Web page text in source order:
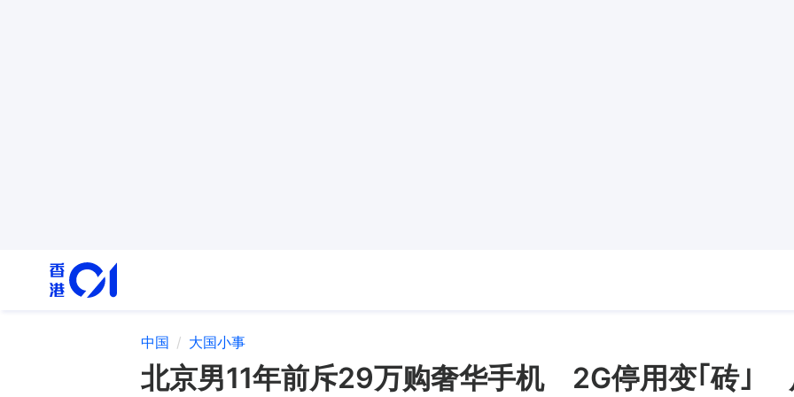
中国 大国小事
北京男11年前斥29万购奢华手机 2G停用变｢砖｣